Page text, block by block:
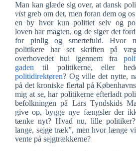
Man kan glæde sig over, at dansk
vistgreb om det, men foran dem og
en by hvor kun politiet selv og
loven har magten, og de siger det
for pinlig og smertefuld. Hvor
politikere har set skriften på
overhovedet hul igennem fra
gadentil politikerne, eller
politidirektøren? Og ville det nytte,
på det kroniske flertal på
mig at se, har politikerne efterladt
befolkningen på Lars Tyndskids
give op, bygge nye fængsler der
tænke nyt? Hvad nu, lille
lange, sejge træk”, men hvor længe
vente på sejgtrækkerne?